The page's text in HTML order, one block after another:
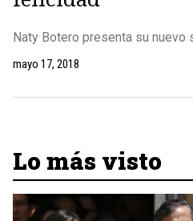
Naty Botero presenta su
mayo 17, 2018
Lo más visto